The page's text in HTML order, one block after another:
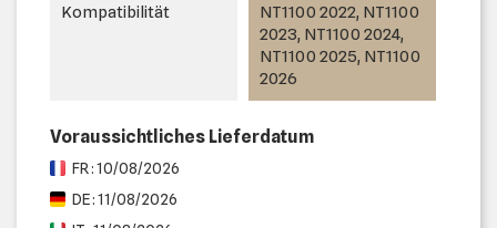
Kompatibilität
NT1100 2022, NT1100
2023, NT1100 2024,
NT1100 2025, NT1100
2026
Voraussichtliches Lieferdatum
FR : 10/08/2026
DE : 11/08/2026